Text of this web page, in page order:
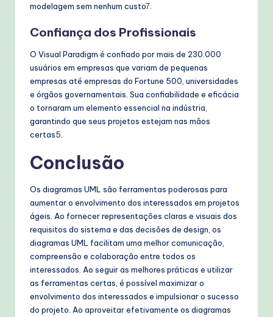
modelagem sem nenhum custo7
Confiança dos Profissionais
O Visual Paradigm é confiado por mais de 230.000
usuários em empresas que variam de pequenas
empresas até empresas do Fortune 500, universidades
e órgãos governamentais. Sua confiabilidade e eficácia
o tornaram um elemento essencial na indústria,
garantindo que seus projetos estejam nas mãos
certas5
Conclusão
Os diagramas UML são ferramentas poderosas para
aumentar o envolvimento dos interessados em projetos
ágeis. Ao fornecer representações claras e visuais dos
requisitos do sistema e das decisões de design, os
diagramas UML facilitam uma melhor comunicação,
compreensão e colaboração entre todos os
interessados. Ao seguir as melhores práticas e utilizar
as ferramentas certas, é possível maximizar o
envolvimento dos interessados e impulsionar o sucesso
do projeto. Ao aproveitar efetivamente os diagramas